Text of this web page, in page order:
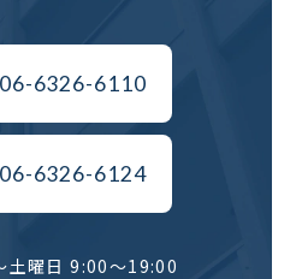
06-6326-6110
06-6326-6124
土曜日9:00～19:00